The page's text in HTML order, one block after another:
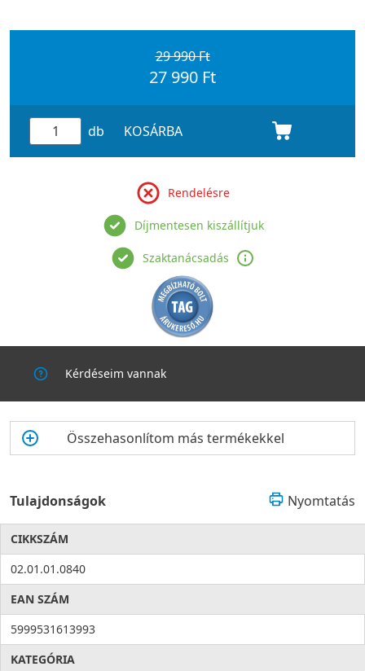
29 990 Ft
27 990 Ft
db KOSÁRBA
Rendelésre
Díjmentesen kiszállítjuk
Szaktanácsadás
Kérdéseim vannak
Összehasonlítom más termékekkel
Tulajdonságok Nyomtatás
CIKKSZÁM
02.01.01.0840
EAN SZÁM
5999531613993
KATEGÓRIA